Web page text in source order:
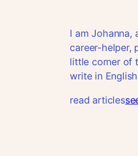
I am Johanna,
career-helper,
little corner of
write in
read articles